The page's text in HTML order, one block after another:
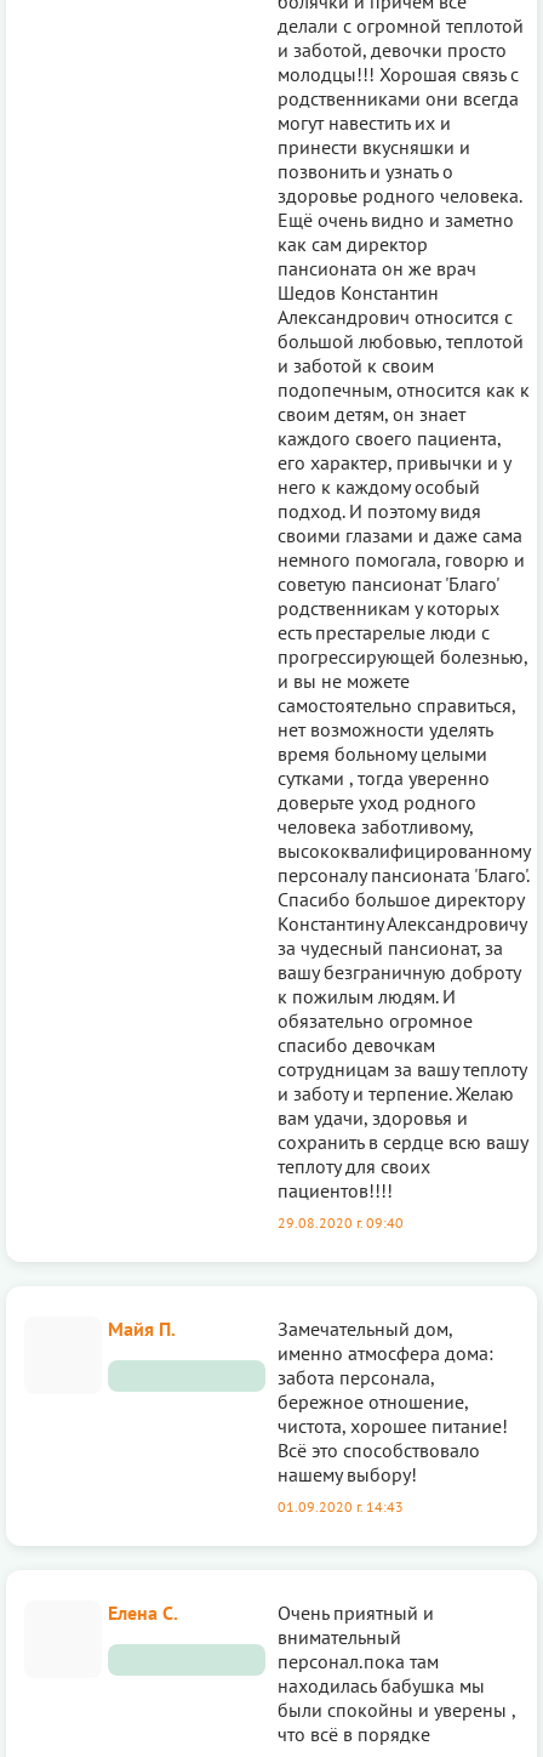
делали с огромной теплотой
и заботой, девочки просто
молодцы!!! Хорошая связь с
родственниками они всегда
могут навестить их и
принести вкусняшки и
позвонить и узнать о
здоровье родного человека.
Ещё очень видно и заметно
как сам директор
пансионата он же врач
Шедов Константин
Александрович относится с
большой любовью, теплотой
и заботой к своим
подопечным, относится как к
своим детям, он знает
каждого своего пациента,
его характер, привычки и у
него к каждому особый
подход. И поэтому видя
своими глазами и даже сама
немного помогала, говорю и
советую пансионат 'Благо'
родственникам у которых
есть престарелые люди с
прогрессирующей болезнью,
и вы не можете
самостоятельно справиться,
нет возможности уделять
время больному целыми
сутками , тогда уверенно
доверьте уход родного
человека заботливому,
высококвалифицированному
персоналу пансионата 'Благо'.
Спасибо большое директору
Константину Александровичу
за чудесный пансионат, за
вашу безграничную доброту
к пожилым людям. И
обязательно огромное
спасибо девочкам
сотрудницам за вашу теплоту
и заботу и терпение. Желаю
вам удачи, здоровья и
сохранить в сердце всю вашу
теплоту для своих
пациентов!!!!
29.08.2020 г. 09:40
Майя П.
Замечательный дом,
именно атмосфера дома:
забота персонала,
бережное отношение,
чистота, хорошее питание!
Всё это способствовало
нашему выбору!
01.09.2020 г. 14:43
Елена С.
Очень приятный и
внимательный
персонал.пока там
находилась бабушка мы
были спокойны и уверены ,
что всё в порядке